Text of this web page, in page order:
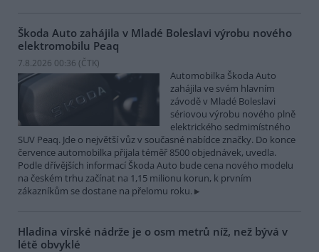
Škoda Auto zahájila v Mladé Boleslavi výrobu nového
elektromobilu Peaq
7.8.2026 00:36 (ČTK)
Automobilka Škoda Auto
zahájila ve svém hlavním
závodě v Mladé Boleslavi
sériovou výrobu nového plně
elektrického sedmimístného
SUV Peaq. Jde o největší vůz v současné nabídce značky. Do konce
července automobilka přijala téměř 8500 objednávek, uvedla.
Podle dřívějších informací Škoda Auto bude cena nového modelu
na českém trhu začínat na 1,15 milionu korun, k prvním
zákazníkům se dostane na přelomu roku.
Hladina vírské nádrže je o osm metrů níž, než bývá v
létě obvyklé